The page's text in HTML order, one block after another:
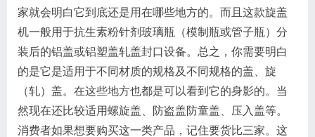
家就会明白它到底还是用在哪些地方的。而且这款旋盖
机一般用于抗生素粉针剂玻璃瓶（模制瓶或管子瓶）分
装后的铝盖或铝塑盖轧盖封口设备。总之，你需要明白
的是它是适用于不同材质的规格及不同规格的盖、旋
（轧）盖。在这些地方也都是可以看到它的身影的。当
然现在还比较适用螺旋盖、防盗盖防童盖、压入盖等。
消费者如果想要购买这一类产品，记住要货比三家。这